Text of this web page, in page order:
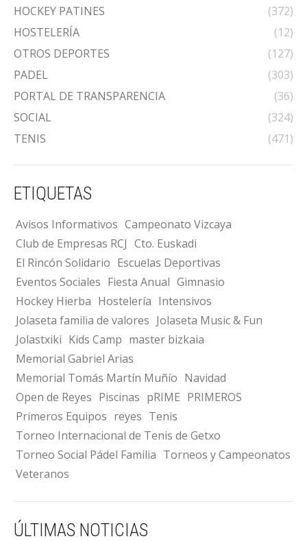
HOCKEY PATINES
(372)
HOSTELERÍA
(12)
OTROS DEPORTES
(127)
PADEL
(303)
PORTAL DE TRANSPARENCIA
(36)
SOCIAL
(324)
TENIS
(471)
ETIQUETAS
Avisos Informativos Campeonato Vizcaya
Club de Empresas RCJ Cto. Euskadi
El Rincón Solidario Escuelas Deportivas
Eventos Sociales Fiesta Anual Gimnasio
Hockey Hierba Hostelería Intensivos
Jolaseta familia de valores Jolaseta Music & Fun
Jolastxiki Kids Camp master bizkaia
Memorial Gabriel Arias
Memorial Tomás Martín Muñío Navidad
Open de Reyes Piscinas pRIME PRIMEROS
Primeros Equipos reyes Tenis
Torneo Internacional de Tenis de Getxo
Torneo Social Pádel Familia Torneos y Campeonatos
Veteranos
ÚLTIMAS NOTICIAS